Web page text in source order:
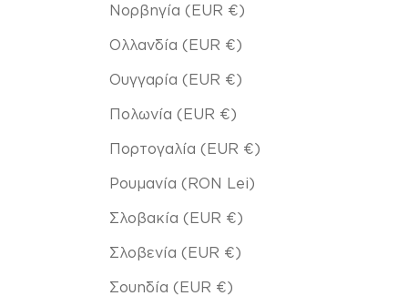
Νορβηγία (EUR €)
Ολλανδία (EUR €)
Ουγγαρία (EUR €)
Πολωνία (EUR €)
Πορτογαλία (EUR €)
Ρουμανία (RON Lei)
Σλοβακία (EUR €)
Σλοβενία (EUR €)
Σουηδία (EUR €)